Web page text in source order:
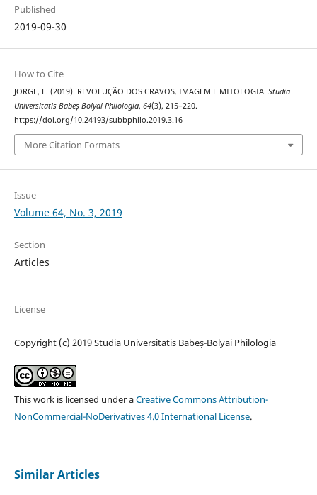
Published
2019-09-30
How to Cite
JORGE, L. (2019). REVOLUÇÃO DOS CRAVOS. IMAGEM E MITOLOGIA. Studia
Universitatis Babeș-Bolyai Philologia, 64(3), 215–220.
https://doi.org/10.24193/subbphilo.2019.3.16
More Citation Formats
Issue
Volume 64, No. 3, 2019
Section
Articles
License
Copyright (c) 2019 Studia Universitatis Babeș-Bolyai Philologia
This work is licensed under aCreative Commons Attribution-
NonCommercial-NoDerivatives 4.0 International License.
Similar Articles